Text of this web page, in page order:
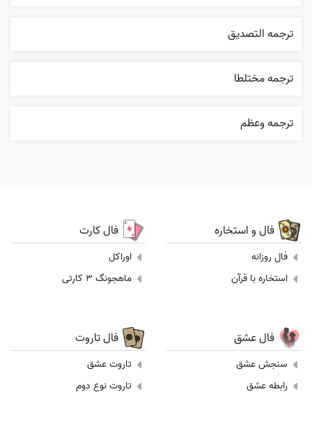
ترجمه التصديق
ترجمه مختلطا
ترجمه وعظم
فال و استخاره
فال روزانه
استخاره با قرآن
فال کارت
اوراکل
ماهجونگ 3 کارتی
فال عشق
سنجش عشق
رابطه عشق
فال تاروت
تاروت عشق
تاروت نوع دوم